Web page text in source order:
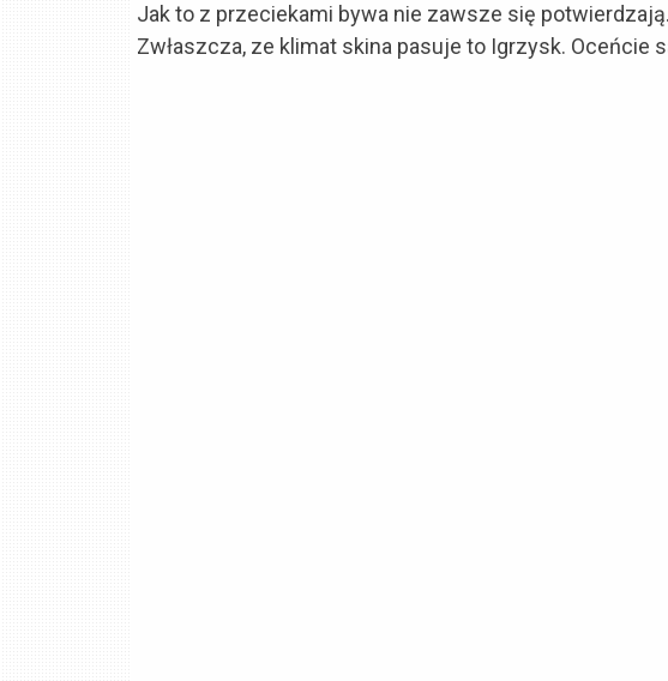
Jak to z przeciekami bywa nie zawsze się
Zwłaszcza, ze klimat skina pasuje to Igrzysk. Oceńcie